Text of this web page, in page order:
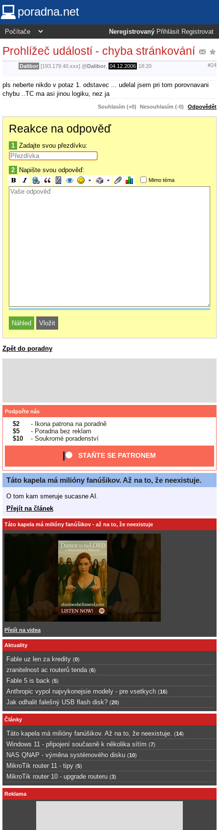
poradna.net
Neregistrovaný Přihlásit Registrovat
Prohlížeč událostí - chyba stránkování
Dalibor [193.179.40.xxx] @Dalibor 04.12.2006 18:20 #24
pls neberte nikdo v potaz 1. odstavec ... udelal jsem pri tom porovnavani
chybu ..TC ma asi jinou logiku, nez ja
Souhlasím (+0) Nesouhlasím (-0) Odpovědět
Reakce na odpověď
1 Zadajte svou přezdívku:
2 Napište svou odpověď:
Mimo téma
Zpět do poradny
Podpořte nás
$2
- Ikona patrona na poradně
$5
- Poradna bez reklam
$10
- Soukromé poradenství
STAŇTE SE PATRONEM
Táto kapela má milióny fanúšikov. Až na to, že neexistuje.
O tom kam smeruje sucasne AI.
Přejít na článek
Táto kapela má milióny fanúšikov - až na to, že neexistuje
Přejít na videa
Aktuality
Fable uz len za kredity (0)
zranitelnost ac routerů tenda (6)
Fable 5 is back (5)
Anthropic vypol najvykonejsie modely - pre vsetkych (16)
Jak odhalit falešný USB flash disk? (20)
Články
Táto kapela má milióny fanúšikov. Až na to, že neexistuje. (14)
Windows 11 - připojení současně k několika sítím (7)
NAS QNAP - výměna systémového disku (10)
MikroTik router 11 - tipy (5)
MikroTik router 10 - upgrade routeru (3)
Reklama